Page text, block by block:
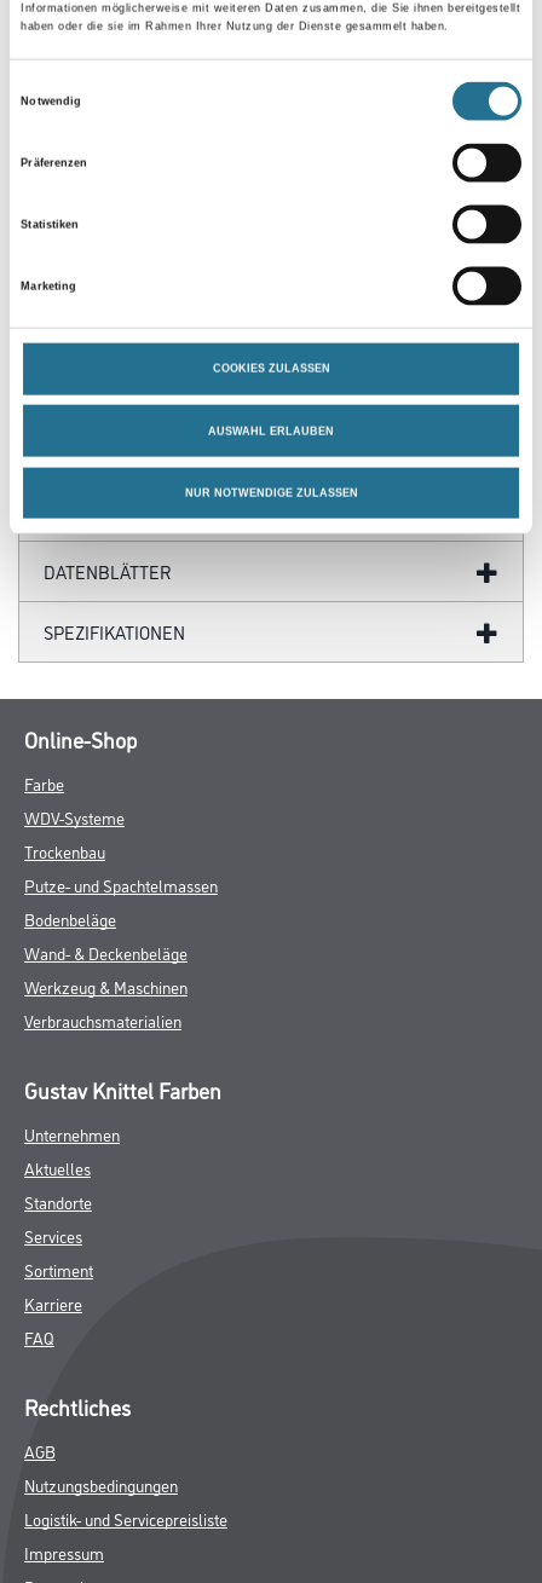
Informationen möglicherweise mit weiteren Daten zusammen, die Sie ihnen bereitgestellt
haben oder die sie im Rahmen Ihrer Nutzung der Dienste gesammelt haben.
Notwendig
Präferenzen
Statistiken
Marketing
COOKIES ZULASSEN
AUSWAHL ERLAUBEN
NUR NOTWENDIGE ZULASSEN
Zur Weißware
PRODUKTEIGENSCHAFTEN
ZUSATZINFOS
DATENBLÄTTER
SPEZIFIKATIONEN
Online-Shop
Farbe
WDV-Systeme
Trockenbau
Putze- und Spachtelmassen
Bodenbeläge
Wand- & Deckenbeläge
Werkzeug & Maschinen
Verbrauchsmaterialien
Gustav Knittel Farben
Unternehmen
Aktuelles
Standorte
Services
Sortiment
Karriere
FAQ
Rechtliches
AGB
Nutzungsbedingungen
Logistik- und Servicepreisliste
Impressum